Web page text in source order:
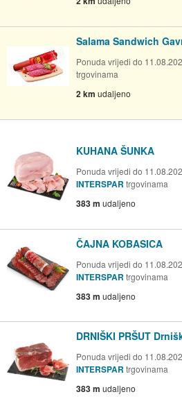
Salama Sandwich
Ponuda vrijedi do
trgovinama
2 km udaljeno
KUHANA ŠUNKA
Ponuda vrijedi do
INTERSPAR trgovinama
383 m udaljeno
ČAJNA KOBASICA
Ponuda vrijedi do
INTERSPAR trgovinama
383 m udaljeno
DRNIŠKI PRŠUT
Ponuda vrijedi do
INTERSPAR trgovinama
383 m udaljeno